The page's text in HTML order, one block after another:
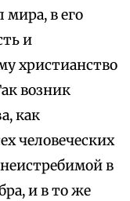
мира, в его
и
христианство
возник
как
человеческих
в
и в то же